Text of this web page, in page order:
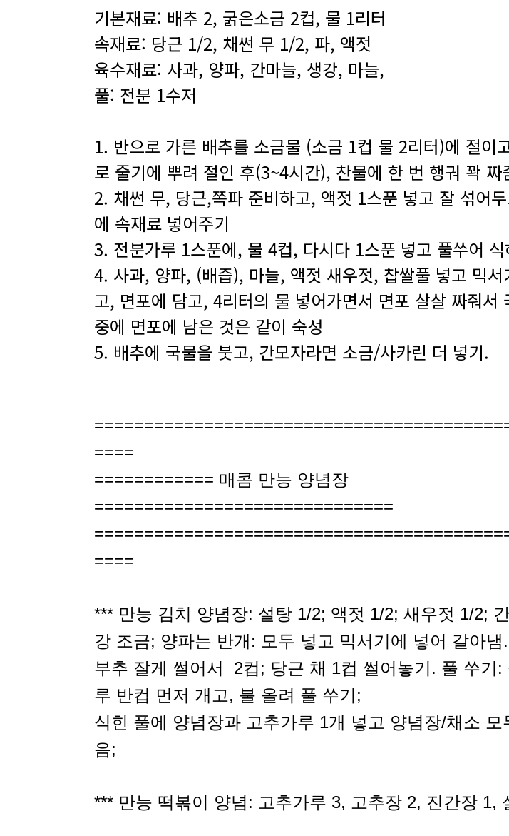
기본재료: 배추 2, 굵은소금 2컵, 물 1리터
속재료: 당근 1/2, 채썬 무 1/2, 파, 액젓
육수재료: 사과, 양파, 간마늘, 생강, 마늘,
풀: 전분 1수저
1. 반으로 가른 배추를 소금물 (소금 1컵 물 2리터)에 절이
로 줄기에 뿌려 절인 후(3~4시간), 찬물에 한 번 행궈 꽉 짜
2. 채썬 무, 당근,쪽파 준비하고, 액젓 1스푼 넣고 잘 섞어
에 속재료 넣어주기
3. 전분가루 1스푼에, 물 4컵, 다시다 1스푼 넣고 풀쑤어 식
4. 사과, 양파, (배즙), 마늘, 액젓 새우젓, 찹쌀풀 넣고 믹서
고, 면포에 담고, 4리터의 물 넣어가면서 면포 살살 짜줘서
중에 면포에 남은 것은 같이 숙성
5. 배추에 국물을 붓고, 간모자라면 소금/사카린 더 넣기.
====
============ 매콤 만능 양념장
==============================
====
*** 만능 김치 양념장: 설탕 1/2; 액젓 1/2; 새우젓 1/2;
강 조금; 양파는 반개: 모두 넣고 믹서기에 넣어 갈아냄.
부추 잘게 썰어서 2컵; 당근 채 1컵 썰어놓기. 풀 쑤기:
루 반컵 먼저 개고, 불 올려 풀 쑤기;
식힌 풀에 양념장과 고추가루 1개 넣고 양념장/채소 모
음;
*** 만능 떡볶이 양념: 고추가루 3, 고추장 2, 진간장 1,